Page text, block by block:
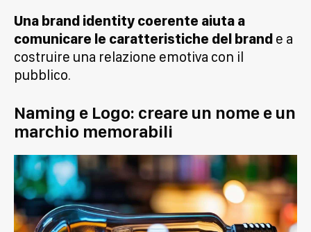
Una brand identity coerente aiuta a
comunicare le caratteristiche del brand e a
costruire una relazione emotiva con il
pubblico.
Naming e Logo: creare un nome e un
marchio memorabili